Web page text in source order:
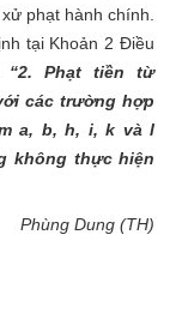
phạt hành chính.
tại Khoản 2 Điều
“2. Phạt tiền từ
các trường hợp
a, b, h, i, k và l
không thực hiện
Phùng Dung (TH)